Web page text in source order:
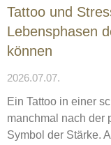
Tattoo und
Lebensphasen
können
2026.07.07.
Ein Tattoo in einer
manchmal nach der
Symbol der Stärke.